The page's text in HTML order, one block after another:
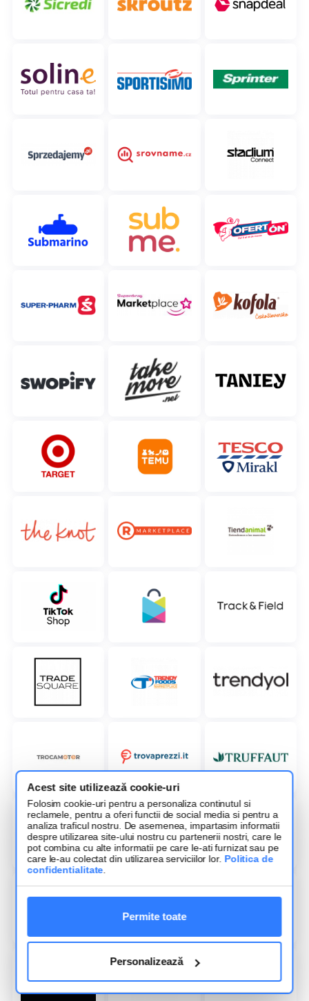
Acest site utilizează cookie-uri
Folosim cookie-uri pentru a personaliza continutul si
reclamele, pentru a oferi functii de social media si pentru a
analiza traficul nostru. De asemenea, impartasim informatii
despre utilizarea site-ului nostru cu partenerii nostri, care le
pot combina cu alte informatii pe care le-ati furnizat sau pe
care le-au colectat din utilizarea serviciilor lor. Politica de
confidentialitate
Permite toate
Personalizează